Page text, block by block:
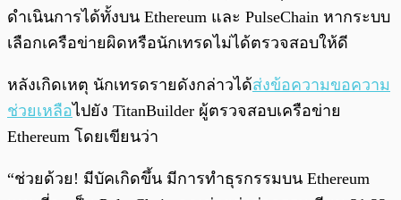
ดำเนินการได้ทั้งบน Ethereum และ PulseChain หากระบบ
เลือกเครือข่ายผิดหรือนักเทรดไม่ได้ตรวจสอบให้ดี
หลังเกิดเหตุ นักเทรดรายดังกล่าวได้ส่งข้อความขอความ
ช่วยเหลือไปยัง TitanBuilder ผู้ตรวจสอบเครือข่าย
Ethereum โดยเขียนว่า
“ช่วยด้วย! มีบัคเกิดขึ้น มีการทำธุรกรรมบน Ethereum